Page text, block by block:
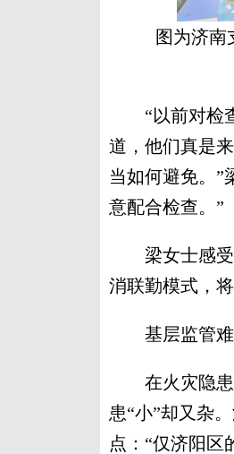
图为济南
“以前对检查
道，他们真是
当如何避免。”
意配合检查。”
梁女士感受
消联勤模式，
基层监管难
在火灾隐患
患“小”却又杂
点：“仅济阳区